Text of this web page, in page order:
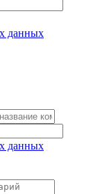
данных
данных